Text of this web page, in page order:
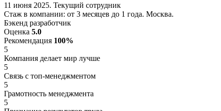
11 июня 2025. Текущий сотрудник
Стаж в компании: от 3 месяцев до 1 года. Москва.
Бэкенд разработчик
Оценка 5.0
Рекомендация 100%
5
Компания делает мир лучше
5
Связь с топ-менеджментом
5
Грамотность менеджмента
5